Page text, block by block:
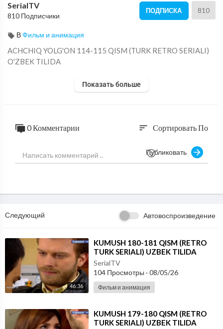
SerialTV
810 Подписчики
ПОДПИСКА 810
ВФильм и анимация
⁣ACHCHIQ YOLG'ON 114-115 QISM (TURK RETRO SERIALI)
O'ZBEK TILIDA
Показать больше
0 Комментарии sort Сортировать По
Публиковать
Следующий Автовоспроизведение
46:36
⁣KUMUSH 180-181 QISM (RETRO
TURK SERIALI) UZBEK TILIDA
SerialTV
104 Просмотры · 08/05/26
Фильм и анимация
⁣KUMUSH 179-180 QISM (RETRO
TURK SERIALI) UZBEK TILIDA